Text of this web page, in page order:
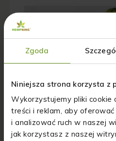
Zgoda
Niniejsza strona korzysta z
Wykorzystujemy pliki cookie
treści i reklam, aby oferować
i analizować ruch w naszej
jak korzystasz z naszej
Badania nad
dziecka